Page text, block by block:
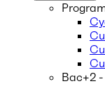
Bac+2 -